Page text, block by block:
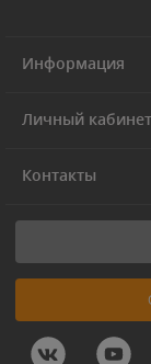
Информация
Личный кабинет
Контакты